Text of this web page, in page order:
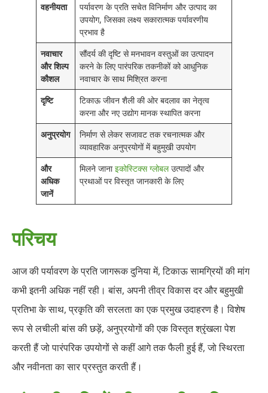
वहनीयता
पर्यावरण के प्रति सचेत विनिर्माण और उत्पाद का
उपयोग, जिसका लक्ष्य सकारात्मक पर्यावरणीय
प्रभाव है
नवाचार
और शिल्प
कौशल
सौंदर्य की दृष्टि से मनभावन वस्तुओं का उत्पादन
करने के लिए पारंपरिक तकनीकों को आधुनिक
नवाचार के साथ मिश्रित करना
दृष्टि
टिकाऊ जीवन शैली की ओर बदलाव का नेतृत्व
करना और नए उद्योग मानक स्थापित करना
अनुप्रयोग
निर्माण से लेकर सजावट तक रचनात्मक और
व्यावहारिक अनुप्रयोगों में बहुमुखी उपयोग
और
अधिक
जानें
मिलने जानाइकोस्टिक्स ग्लोबलउत्पादों और
प्रथाओं पर विस्तृत जानकारी के लिए
परिचय
आज की पर्यावरण के प्रति जागरूक दुनिया में, टिकाऊ सामग्रियों की मांग
कभी इतनी अधिक नहीं रही। बांस, अपनी तीव्र विकास दर और बहुमुखी
प्रतिभा के साथ, प्रकृति की सरलता का एक प्रमुख उदाहरण है। विशेष
रूप से लचीली बांस की छड़ें, अनुप्रयोगों की एक विस्तृत श्रृंखला पेश
करती हैं जो पारंपरिक उपयोगों से कहीं आगे तक फैली हुई हैं, जो स्थिरता
और नवीनता का सार प्रस्तुत करती हैं।